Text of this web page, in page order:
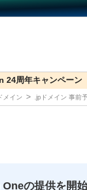
ドメイン検索
コアサーバー
Value Domain
お得意様割引
従来のバリュードメイン
従来のバリュードメイン
周年キャンペーン
co.jpドメイン✕
メイン .jpドメイン 事前
の提供を開始